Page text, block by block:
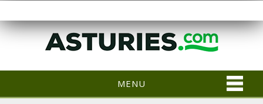
MENU